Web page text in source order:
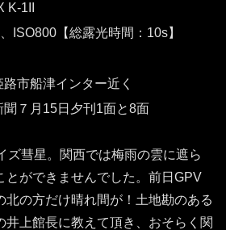
1II
ISO800【総露光時間：10s】
市船津インター近く
７月15日夕刊1面と8面
ズ彗星。関西では梅雨の雲に遮ら
とができませんでした。前日GPV
北の方だけ晴れ間が！土地勘のある
井上館長に教えて頂き、おそらく関